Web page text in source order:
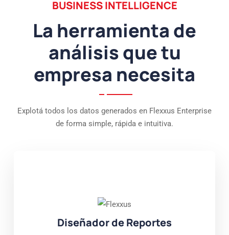
BUSINESS INTELLIGENCE
La herramienta de
análisis que tu
empresa necesita
Explotá todos los datos generados en Flexxus Enterprise
de forma simple, rápida e intuitiva.
Diseñador de Reportes